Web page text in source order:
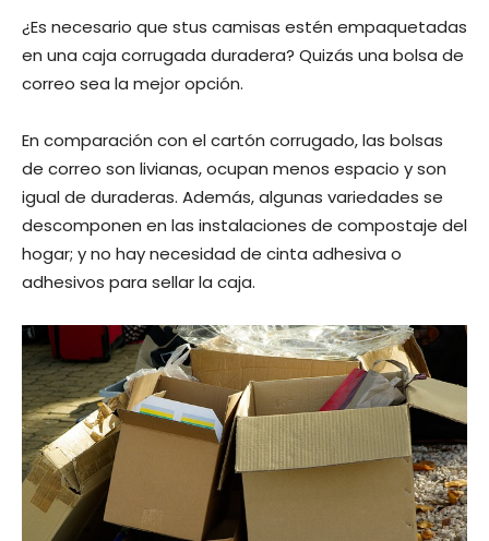
¿Es necesario que stus camisas estén empaquetadas
en una caja corrugada duradera? Quizás una bolsa de
correo sea la mejor opción.
En comparación con el cartón corrugado, las bolsas
de correo son livianas, ocupan menos espacio y son
igual de duraderas. Además, algunas variedades se
descomponen en las instalaciones de compostaje del
hogar; y no hay necesidad de cinta adhesiva o
adhesivos para sellar la caja.